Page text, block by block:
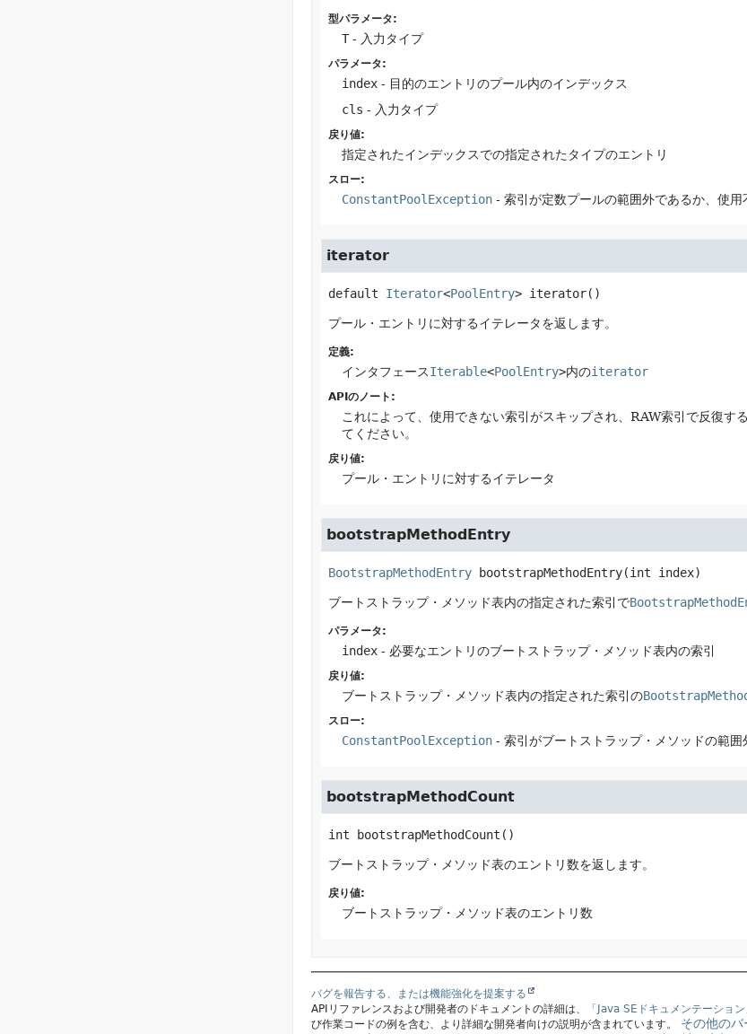
型パラメータ:
T- 入力タイプ
パラメータ:
index- 目的のエントリのプール内のインデックス
cls - 入力タイプ
戻り値:
指定されたインデックスでの指定されたタイプのエントリ
スロー:
ConstantPoolException- 索引が定数プールの範囲外であるか、使
iterator
default Iterator<PoolEntry> iterator()
プール・エントリに対するイテレータを返します。
定義:
インタフェースIterable<PoolEntry>内のiterator
APIのノート:
これによって、使用できない索引がスキップされ、RAW索引で反復す
てください。
戻り値:
プール・エントリに対するイテレータ
bootstrapMethodEntry
BootstrapMethodEntry bootstrapMethodEntry(int index)
ブートストラップ・メソッド表内の指定された索引で
パラメータ:
index- 必要なエントリのブートストラップ・メソッド表内の索引
戻り値:
ブートストラップ・メソッド表内の指定された索引の
スロー:
ConstantPoolException- 索引がブートストラップ・メソッドの範囲
bootstrapMethodCount
int bootstrapMethodCount ()
ブートストラップ・メソッド表のエントリ数を返します。
戻り値:
ブートストラップ・メソッド表のエントリ数
バグを報告する、または機能強化を提案する
APIリファレンスおよび開発者のドキュメントの詳細は、
「Java SEドキュメンテーション
び作業コードの例を含む、より詳細な開発者向けの説明が含まれています。
その他のバ